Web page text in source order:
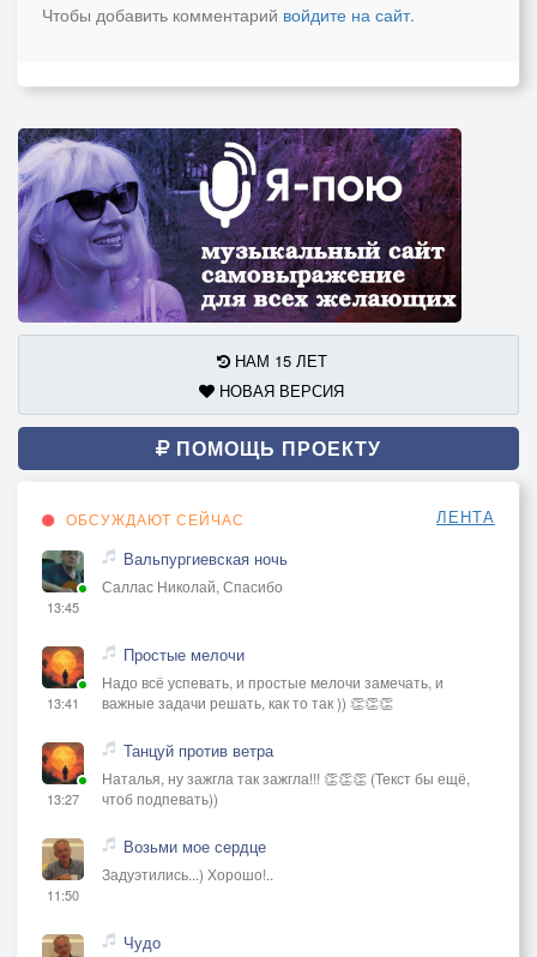
Чтобы добавить комментарий войдите на сайт.
НАМ 15 ЛЕТ
НОВАЯ ВЕРСИЯ
ПОМОЩЬ ПРОЕКТУ
ОБСУЖДАЮТ СЕЙЧАС ЛЕНТА
13:45
Вальпургиевская ночь
Саллас Николай, Спасибо
13:41
Простые мелочи
Надо всё успевать, и простые мелочи замечать, и
важные задачи решать, как то так )) 👏👏👏
13:27
Танцуй против ветра
Наталья, ну зажгла так зажгла!!! 👏👏👏 (Текст бы ещё,
чтоб подпевать))
11:50
Возьми мое сердце
Задуэтились...) Хорошо!..
Чудо